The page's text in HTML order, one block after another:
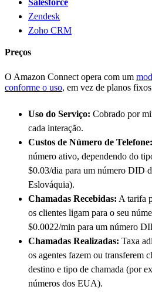
Zendesk
Zoho CRM
Preços
O Amazon Connect opera com um
conforme o uso, em vez de planos
Uso do Serviço: Cobrado por
cada interação.
Custos de Número de Telefone:
número ativo, dependendo do
$0.03/dia para um número DID
Eslováquia).
Chamadas Recebidas: A tarifa
os clientes ligam para o seu
$0.0022/min para um número
Chamadas Realizadas: Taxa
os agentes fazem ou transferem
destino e tipo de chamada (por
números dos EUA).